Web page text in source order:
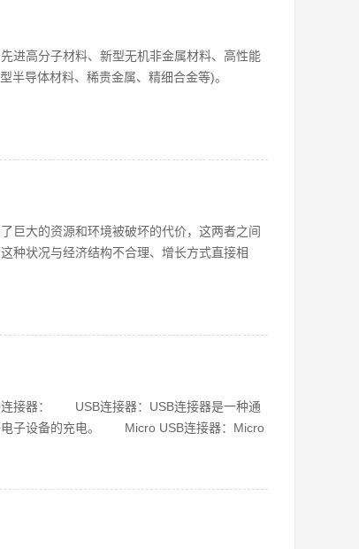
进高分子材料、新型无机非金属材料、高性能
半导体材料、稀贵金属、精细合金等)。
巨大的资源和环境被破坏的代价，这两者之间
状况与经济结构不合理、增长方式直接相
连接器： USB连接器：USB连接器是一种通
电子设备的充电。 Micro USB连接器：Micro